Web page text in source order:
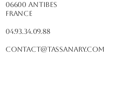
06600 Antibes
France
04.93.34.09.88
contact@tassanary.com